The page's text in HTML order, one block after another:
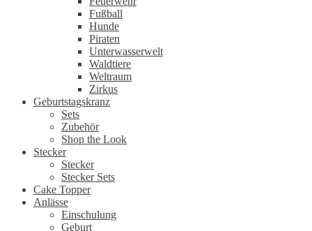
Fußball
Hunde
Piraten
Unterwasserwelt
Waldtiere
Weltraum
Zirkus
Geburtstagskranz
Sets
Zubehör
Shop the Look
Stecker
Stecker
Stecker Sets
Cake Topper
Anlässe
Einschulung
Geburt